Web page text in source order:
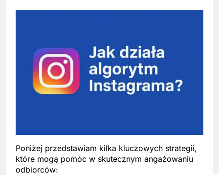
Poniżej przedstawiam kilka kluczowych strategii,
które mogą pomóc w skutecznym angażowaniu
odbiorców: